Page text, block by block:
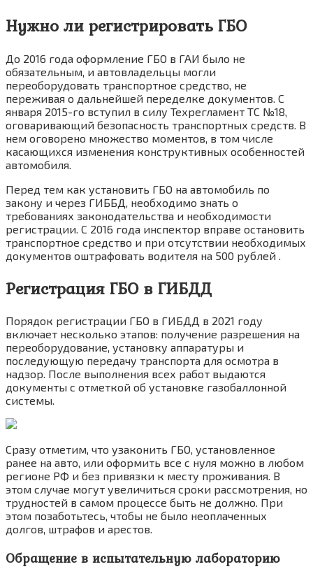
Нужно ли регистрировать ГБО
До 2016 года оформление ГБО в ГАИ было не
обязательным, и автовладельцы могли
переоборудовать транспортное средство, не
переживая о дальнейшей переделке документов. С
января 2015-го вступил в силу Техрегламент ТС №18,
оговаривающий безопасность транспортных средств. В
нем оговорено множество моментов, в том числе
касающихся изменения конструктивных особенностей
автомобиля.
Перед тем как установить ГБО на автомобиль по
закону и через ГИББД, необходимо знать о
требованиях законодательства и необходимости
регистрации. С 2016 года инспектор вправе остановить
транспортное средство и при отсутствии необходимых
документов оштрафовать водителя на 500 рублей .
Регистрация ГБО в ГИБДД
Порядок регистрации ГБО в ГИБДД в 2021 году
включает несколько этапов: получение разрешения на
переоборудование, установку аппаратуры и
последующую передачу транспорта для осмотра в
надзор. После выполнения всех работ выдаются
документы с отметкой об установке газобаллонной
системы.
Сразу отметим, что узаконить ГБО, установленное
ранее на авто, или оформить все с нуля можно в любом
регионе РФ и без привязки к месту проживания. В
этом случае могут увеличиться сроки рассмотрения, но
трудностей в самом процессе быть не должно. При
этом позаботьтесь, чтобы не было неоплаченных
долгов, штрафов и арестов.
Обращение в испытательную лабораторию